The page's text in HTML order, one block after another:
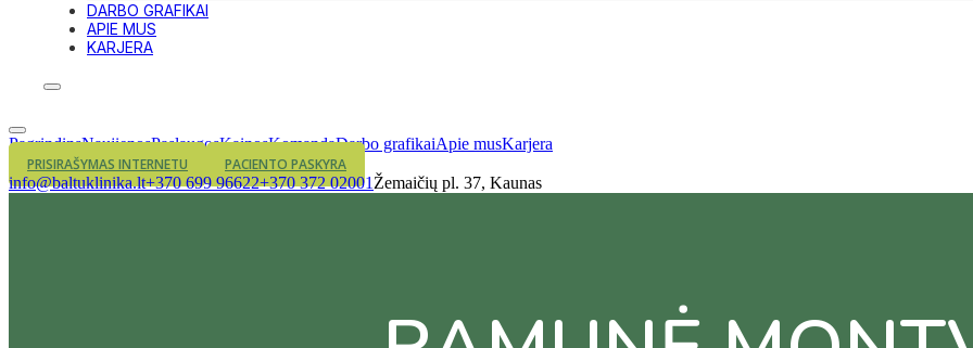
DARBO GRAFIKAI
APIE MUS
KARJERA
PagrindinsNaujienosPaslaugosKainosKomandaDarbo grafikaiApie musKarjera
PRISIRAŠYMAS INTERNETU
PACIENTO PASKYRA
info@baltuklinika.lt+370 699 96622+370 372 02001 Žemaičių pl. 37, Kaunas